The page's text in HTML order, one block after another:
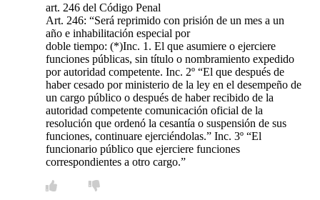
art. 246 del Código Penal
Art. 246: “Será reprimido con prisión de un mes a un
año e inhabilitación especial por
doble tiempo: (*)Inc. 1. El que asumiere o ejerciere
funciones públicas, sin título o nombramiento expedido
por autoridad competente. Inc. 2º “El que después de
haber cesado por ministerio de la ley en el desempeño de
un cargo público o después de haber recibido de la
autoridad competente comunicación oficial de la
resolución que ordenó la cesantía o suspensión de sus
funciones, continuare ejerciéndolas.” Inc. 3º “El
funcionario público que ejerciere funciones
correspondientes a otro cargo.”